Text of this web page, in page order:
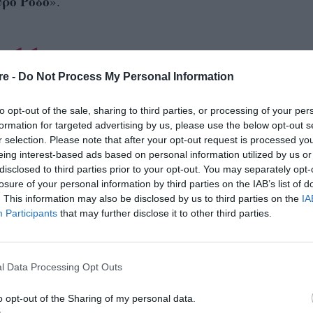
- Do Not Process My Personal Information
opt-out of the sale, sharing to third parties, or processing of your
for targeted advertising by us, please use the below opt-out
selection. Please note that after your opt-out request is processed
interest-based ads based on personal information utilized by us
to third parties prior to your opt-out. You may separately
of your personal information by third parties on the IAB’s list of
This information may also be disclosed by us to third parties on the
Participants that may further disclose it to other third parties.
Data Processing Opt Outs
opt-out of the Sharing of my personal data.
σκόρπισε θλίψη στον καλλιτεχνικό
και φίλους να αποχαιρετούν στα social
δημιουργό που συνεργάστηκε με
σκηνοθέτες
μια εξαιρετική ηθοποιός, και ένας καλός
που δουλέψαμε μαζί, αλλά πάνω από όλα που
» της έγραψε ηΕλένη Σκότη. Ο σκηνοθέτης
τον εξής αποχαιρετισμό: «Αντίο, Σοφάκι… Σε
σου αφήνω μια φευγαλέα στιγμή από έναν
τη Μέλπω Αξιώτη, που τόσο αγαπούσες και